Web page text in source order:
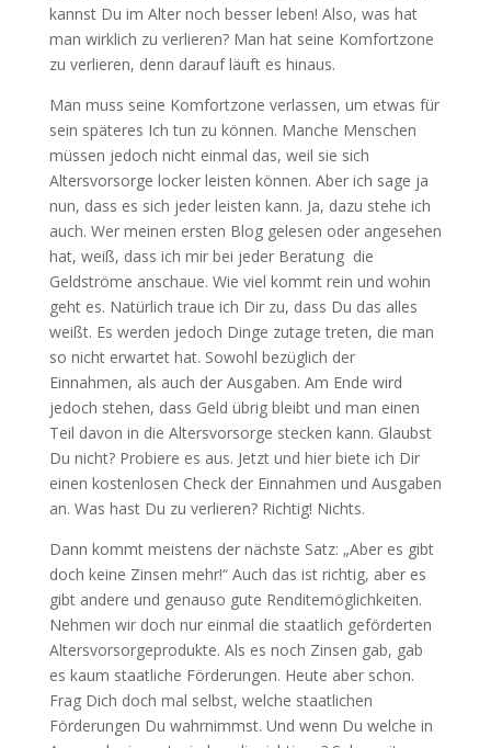
kannst Du im Alter noch besser leben! Also, was hat
man wirklich zu verlieren? Man hat seine Komfortzone
zu verlieren, denn darauf läuft es hinaus.
Man muss seine Komfortzone verlassen, um etwas für
sein späteres Ich tun zu können. Manche Menschen
müssen jedoch nicht einmal das, weil sie sich
Altersvorsorge locker leisten können. Aber ich sage ja
nun, dass es sich jeder leisten kann. Ja, dazu stehe ich
auch. Wer meinen ersten Blog gelesen oder angesehen
hat, weiß, dass ich mir bei jeder Beratung die
Geldströme anschaue. Wie viel kommt rein und wohin
geht es. Natürlich traue ich Dir zu, dass Du das alles
weißt. Es werden jedoch Dinge zutage treten, die man
so nicht erwartet hat. Sowohl bezüglich der
Einnahmen, als auch der Ausgaben. Am Ende wird
jedoch stehen, dass Geld übrig bleibt und man einen
Teil davon in die Altersvorsorge stecken kann. Glaubst
Du nicht? Probiere es aus. Jetzt und hier biete ich Dir
einen kostenlosen Check der Einnahmen und Ausgaben
an. Was hast Du zu verlieren? Richtig! Nichts.
Dann kommt meistens der nächste Satz: „Aber es gibt
doch keine Zinsen mehr!“ Auch das ist richtig, aber es
gibt andere und genauso gute Renditemöglichkeiten.
Nehmen wir doch nur einmal die staatlich geförderten
Altersvorsorgeprodukte. Als es noch Zinsen gab, gab
es kaum staatliche Förderungen. Heute aber schon.
Frag Dich doch mal selbst, welche staatlichen
Förderungen Du wahrnimmst. Und wenn Du welche in